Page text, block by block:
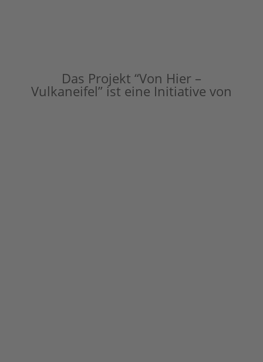
Das Projekt “Von Hier –
Vulkaneifel” ist eine Initiative von